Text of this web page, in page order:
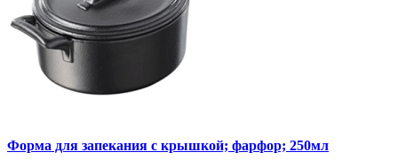
Форма для запекания с крышкой; фарфор; 250мл